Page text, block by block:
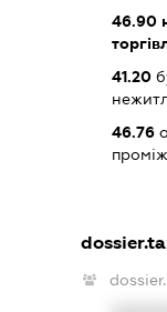
46.90
41.20
46.76